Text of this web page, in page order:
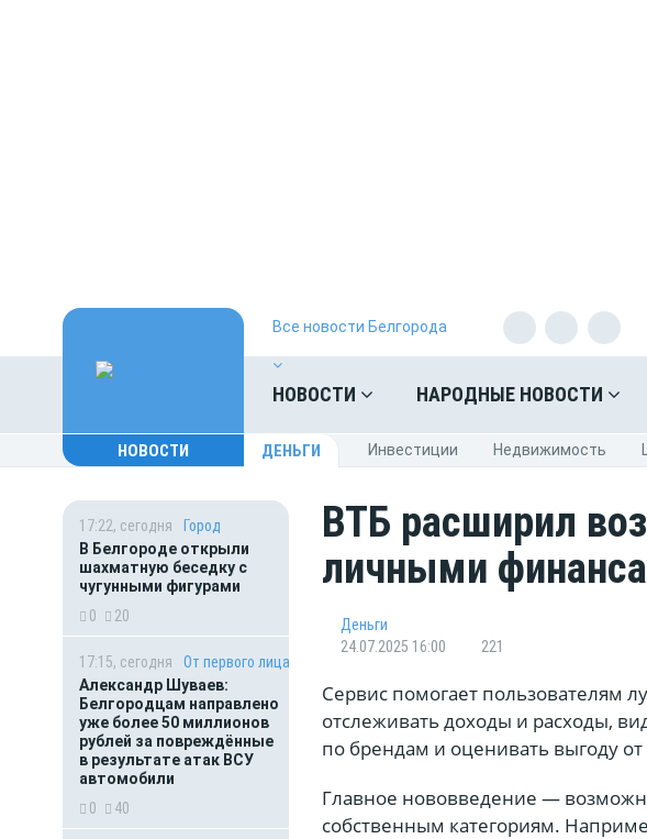
Все новости Белгорода
НОВОСТИ НАРОДНЫЕ НОВОСТИ
НОВОСТИ ДЕНЬГИ Инвестиции Недвижимость
17:22, сегодня
Город
В Белгороде открыли
шахматную беседку с
чугунными фигурами
0
20
17:15, сегодня
От первого лица
Александр Шуваев:
Белгородцам направлено
уже более 50 миллионов
рублей за повреждённые
в результате атак ВСУ
автомобили
0
40
ВТБ расширил
личными
Деньги
24.07.2025 16:00
221
Сервис помогает пользователям
отслеживать доходы и расходы,
по брендам и оценивать выгоду
Главное нововведение —
собственным категориям.